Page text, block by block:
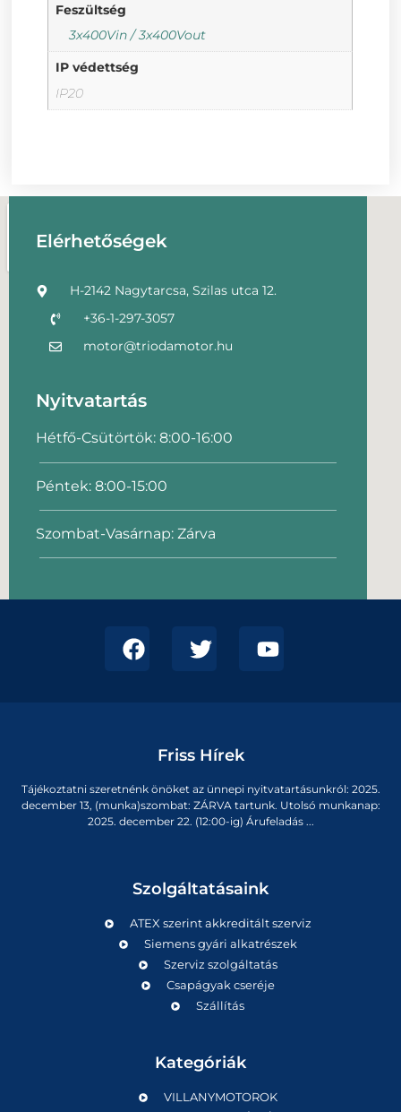
Feszültség
3x400Vin / 3x400Vout
IP védettség
IP20
Elérhetőségek
H-2142 Nagytarcsa, Szilas utca 12.
+36-1-297-3057
motor@triodamotor.hu
Nyitvatartás
Hétfő-Csütörtök: 8:00-16:00
Péntek: 8:00-15:00
Szombat-Vasárnap: Zárva
Friss Hírek
Tájékoztatni szeretnénk önöket az ünnepi nyitvatartásunkról: 2025.
december 13, (munka)szombat: ZÁRVA tartunk. Utolsó munkanap:
2025. december 22. (12:00-ig) Árufeladás ...
Szolgáltatásaink
ATEX szerint akkreditált szerviz
Siemens gyári alkatrészek
Szerviz szolgáltatás
Csapágyak cseréje
Szállítás
Kategóriák
VILLANYMOTOROK